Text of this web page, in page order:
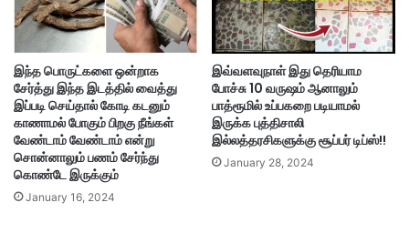
இந்த பொருட்களை ஒன்றாக
சேர்த்து இந்த இடத்தில் வைத்து
இப்படி செய்தால் கோடி கடனும்
காணாமல் போகும் பிறகு நீங்கள்
வேண்டாம் வேண்டாம் என்று
சொன்னாலும் பணம் சேர்ந்து
கொண்டே இருக்கும்
January 16, 2024
இவ்வளவுநாள் இது தெரியாம
போச்சு 10 வருஷம் ஆனாலும்
பாத்ரூமில் உப்பகறை படியாமல்
இருக்க புத்திசாலி
இல்லத்தரசிகளுக்கு சூப்பர் டிப்ஸ்!!
January 28, 2024